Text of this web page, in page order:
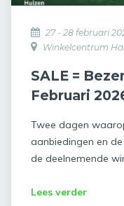
27 - 28 februari
Winkelcentrum
SALE =
Februari
Twee dagen
aanbiedingen en
de deelnemende
Lees verder